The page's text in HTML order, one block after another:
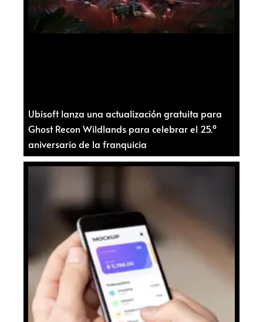
Ubisoft lanza una actualización gratuita para
Ghost Recon Wildlands para celebrar el 25.º
aniversario de la franquicia